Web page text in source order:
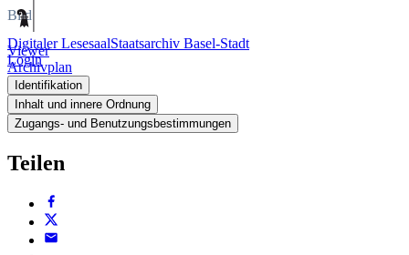
Digitaler LesesaalStaatsarchiv Basel-Stadt
Login
Bild
Viewer
Archivplan
Identifikation
Inhalt und innere Ordnung
Zugangs- und Benutzungsbestimmungen
Teilen